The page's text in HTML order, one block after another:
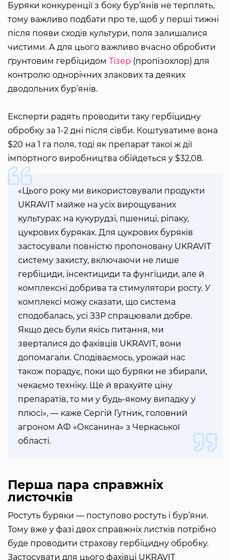
Буряки конкуренції з боку бур’янів не терплять,
тому важливо подбати про те, щоб у перші тижні
після появи сходів культури, поля залишалися
чистими. А для цього важливо вчасно обробити
ґрунтовим гербіцидом Тізер (пропізохлор) для
контролю однорічних злакових та деяких
дводольних бур’янів.
Експерти радять проводити таку гербіцидну
обробку за 1-2 дні після сівби. Коштуватиме вона
$20 на 1 га поля, тоді як препарат такої ж дії
імпортного виробництва обійдеться у $32,08.
«Цього року ми використовували продукти
UKRAVIT майже на усіх вирощуваних
культурах: на кукурудзі, пшениці, ріпаку,
цукрових буряках. Для цукрових буряків
застосували повністю пропоновану UKRAVIT
систему захисту, включаючи не лише
гербіциди, інсектициди та фунгіциди, але й
комплексні добрива та стимулятори росту. У
комплексі можу сказати, що система
сподобалась, усі ЗЗР спрацювали добре.
Якщо десь були якісь питання, ми
зверталися до фахівців UKRAVIT, вони
допомагали. Сподіваємось, урожай нас
також порадує, поки що буряки не збирали,
чекаємо техніку. Ще й врахуйте ціну
препаратів, то ми у будь-якому випадку у
плюсі», — каже Сергій Гутник, головний
агроном АФ «Оксанина» з Черкаської
області.
Перша пара справжніх
листочків
Ростуть буряки — поступово ростуть і бур’яни.
Тому вже у фазі двох справжніх листків потрібно
буде проводити страхову гербіцидну обробку.
Застосувати для цього фахівці UKRAVIT